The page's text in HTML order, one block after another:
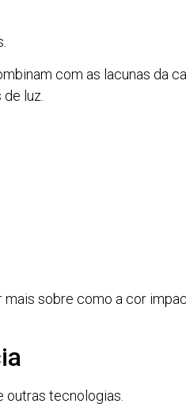
com as lacunas da
luz.
sobre como a cor
outras tecnologias.